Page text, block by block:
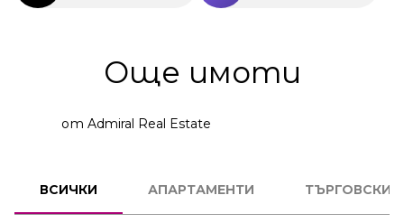
Още имоти
от Admiral Real Estate
ВСИЧКИ АПАРТАМЕНТИ ТЪРГОВСКИ
СТАЕН
КОД:
231606